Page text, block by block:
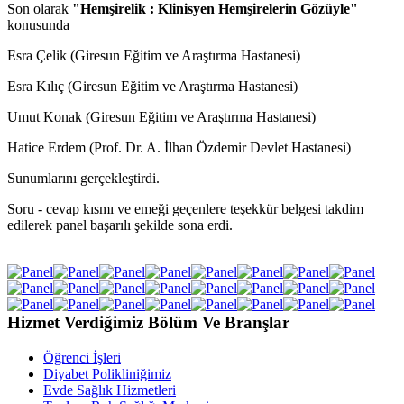
Son olarak "Hemşirelik : Klinisyen Hemşirelerin Gözüyle"
konusunda
Esra Çelik (Giresun Eğitim ve Araştırma Hastanesi)
Esra Kılıç (Giresun Eğitim ve Araştırma Hastanesi)
Umut Konak (Giresun Eğitim ve Araştırma Hastanesi)
Hatice Erdem (Prof. Dr. A. İlhan Özdemir Devlet Hastanesi)
Sunumlarını gerçekleştirdi.
Soru - cevap kısmı ve emeği geçenlere teşekkür belgesi takdim
edilerek panel başarılı şekilde sona erdi.
Hizmet Verdiğimiz Bölüm Ve Branşlar
Öğrenci İşleri
Diyabet Polikliniğimiz
Evde Sağlık Hizmetleri